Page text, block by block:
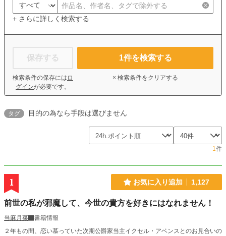
+ さらに詳しく検索する
保存する
検索条件の保存には ロ
グインが必要です。
1件を検索する
× 検索条件をクリアする
タグ 目的の為なら手段は選びません
1件
1 お気に入り追加 1,127
前世の私が邪魔して、今世の貴方を好きにはなれません！
当麻月菜
書籍情報
２年もの間、恋い慕っていた次期公爵家当主イクセル・アベンスとのお見合いの